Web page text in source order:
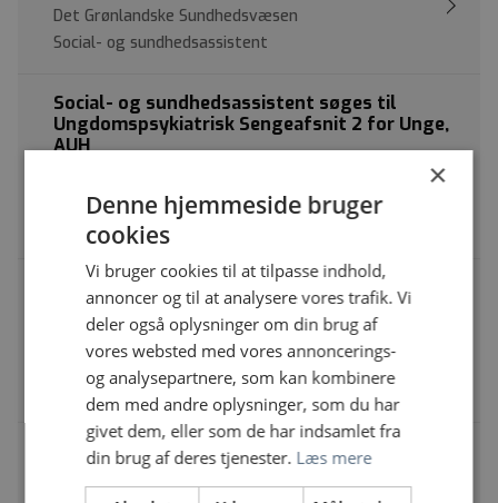
Det Grønlandske Sundhedsvæsen
Social- og sundhedsassistent
Social- og sundhedsassistent søges til
Ungdomspsykiatrisk Sengeafsnit 2 for Unge,
AUH
Boulevard, 175, 8200 Aarhus
Social- og sundhedsassistent
Social og Sundhedsassistent til Geriatrisk
sengeafsnit 03-4 Holbæk
Holbæk Sygehus | Smedelundsgade 60, 4300
Holbæk
Social- og sundhedsassistent
Pædagoger, sosu-ass. og
omsorgsmedhjælpere til botilbud i
Karlslunde
×
Denne hjemmeside bruger
cookies
Vi bruger cookies til at tilpasse indhold,
annoncer og til at analysere vores trafik. Vi
deler også oplysninger om din brug af
vores websted med vores annoncerings-
og analysepartnere, som kan kombinere
dem med andre oplysninger, som du har
givet dem, eller som de har indsamlet fra
din brug af deres tjenester. Læs mere